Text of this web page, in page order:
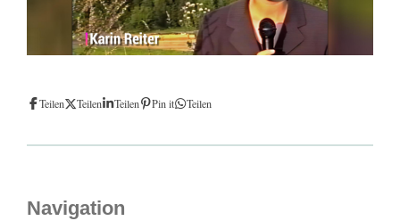
Teilen Teilen Teilen Pin it Teilen
Navigation